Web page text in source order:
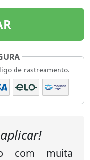
de rastreamento.
com muita